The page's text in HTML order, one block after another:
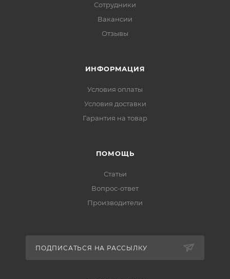
Сотрудники
Вакансии
Отзывы
ИНФОРМАЦИЯ
Условия оплаты
Условия доставки
Гарантия на товар
ПОМОЩЬ
Статьи
Вопрос-ответ
Производители
ПОДПИСАТЬСЯ НА РАССЫЛКУ